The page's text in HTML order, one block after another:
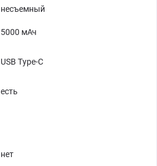
несъемный
5000 мАч
USB Type-C
есть
нет